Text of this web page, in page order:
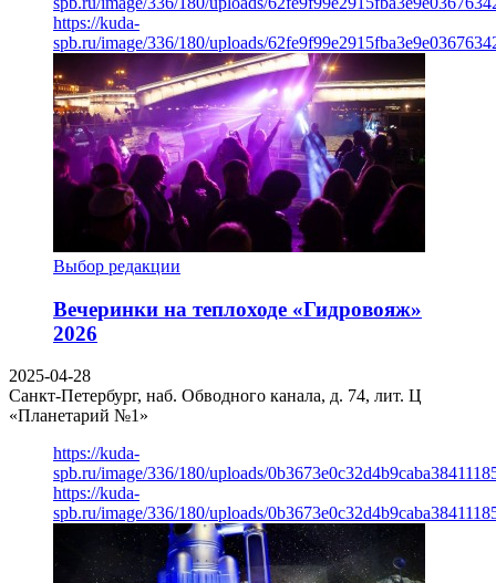
https://kuda-
spb.ru/image/336/180/uploads/
Выбор редакции
Вечеринки на теплоходе «Гидровояж»
2026
2025-04-28
Санкт-Петербург, наб. Обводного канала, д. 74, лит. Ц
«Планетарий №1»
https://kuda-
spb.ru/image/336/180/uploads/
https://kuda-
spb.ru/image/336/180/uploads/